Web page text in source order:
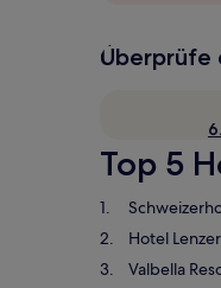
Überprüfe
Top 5
Hotel
Valbella